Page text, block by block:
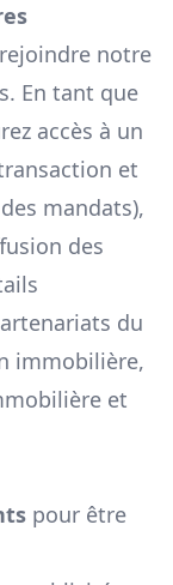
notre
. En tant que
accès à un
et
mandats),
des
du
immobilière,
et
pour être